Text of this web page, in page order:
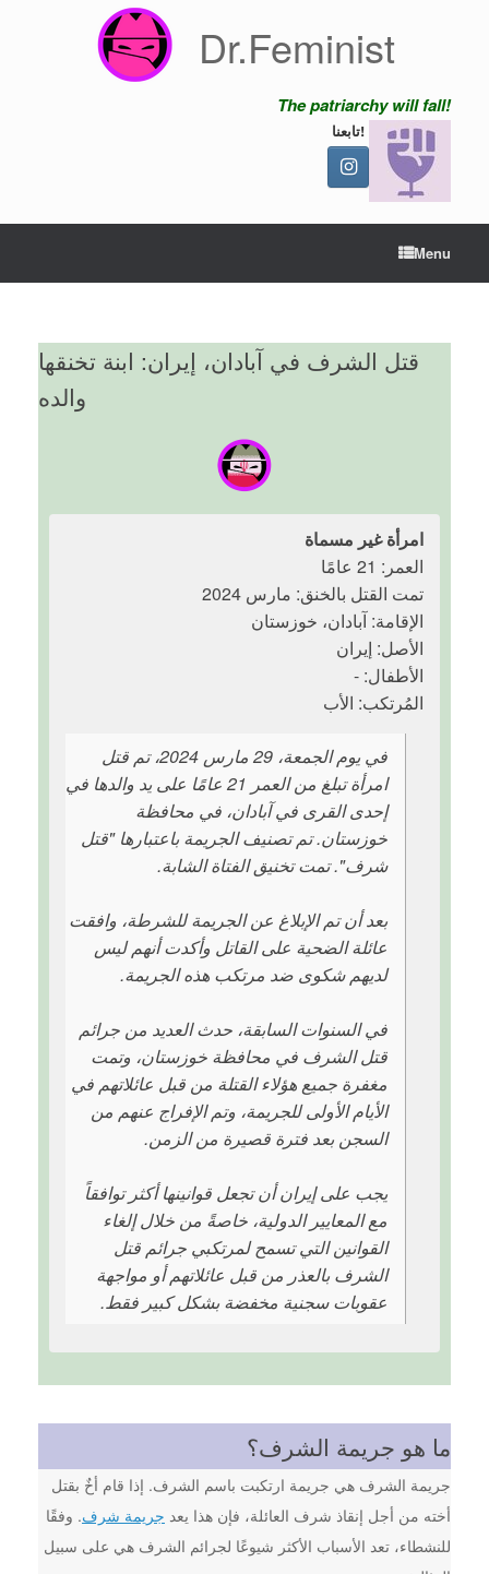
Dr.Feminist
The patriarchy will fall!
تابعنا!
Menu
قتل الشرف في آبادان، إيران: ابنة تخنقها
والده
امرأة غير مسماة
العمر: 21 عامًا
تمت القتل بالخنق: مارس 2024
الإقامة: آبادان، خوزستان
الأصل: إيران
الأطفال: -
المُرتكب: الأب
في يوم الجمعة، 29 مارس 2024، تم قتل
امرأة تبلغ من العمر 21 عامًا على يد والدها في
إحدى القرى في آبادان، في محافظة
خوزستان. تم تصنيف الجريمة باعتبارها "قتل
شرف". تمت تخنيق الفتاة الشابة.
بعد أن تم الإبلاغ عن الجريمة للشرطة، وافقت
عائلة الضحية على القاتل وأكدت أنهم ليس
لديهم شكوى ضد مرتكب هذه الجريمة.
في السنوات السابقة، حدث العديد من جرائم
قتل الشرف في محافظة خوزستان، وتمت
مغفرة جميع هؤلاء القتلة من قبل عائلاتهم في
الأيام الأولى للجريمة، وتم الإفراج عنهم من
السجن بعد فترة قصيرة من الزمن.
يجب على إيران أن تجعل قوانينها أكثر توافقاً
مع المعايير الدولية، خاصةً من خلال إلغاء
القوانين التي تسمح لمرتكبي جرائم قتل
الشرف بالعذر من قبل عائلاتهم أو مواجهة
عقوبات سجنية مخفضة بشكل كبير فقط.
ما هو جريمة الشرف؟
جريمة الشرف هي جريمة ارتكبت باسم الشرف. إذا قام أخٌ بقتل
أخته من أجل إنقاذ شرف العائلة، فإن هذا يعد جريمة شرف. وفقًا
للنشطاء، تعد الأسباب الأكثر شيوعًا لجرائم الشرف هي على سبيل